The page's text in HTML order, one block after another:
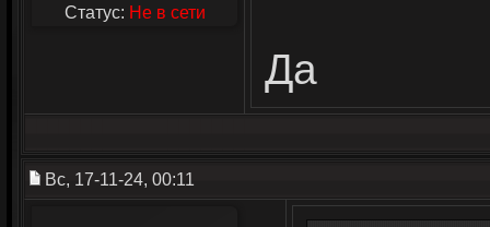
Статус: Не в сети
Да
Вс, 17-11-24, 00:11